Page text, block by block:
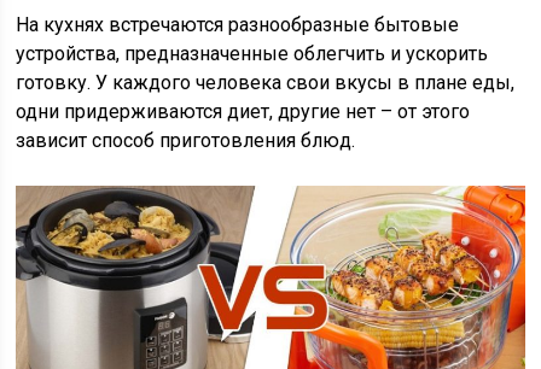
На кухнях встречаются разнообразные бытовые
устройства, предназначенные облегчить и ускорить
готовку. У каждого человека свои вкусы в плане еды,
одни придерживаются диет, другие нет – от этого
зависит способ приготовления блюд.